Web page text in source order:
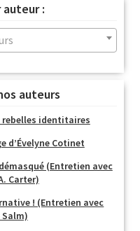
auteur :
auteurs
rebelles identitaires
d’Évelyne Cotinet
(Entretien avec
Carter)
! (Entretien avec